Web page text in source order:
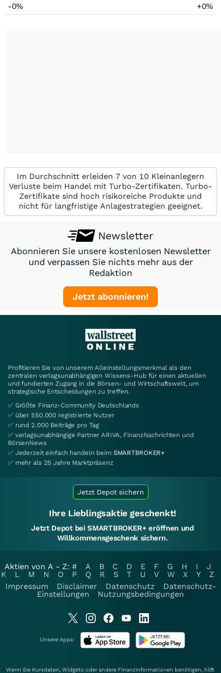
-0% +0%
Im Durchschnitt erleiden 7 von 10 Kleinanlegern
Verluste beim Handel mit Turbo-Zertifikaten. Turbo-
Zertifikate sind hoch risikoreiche Produkte und
nicht für langfristige Anlagestrategien geeignet.
Newsletter
Abonnieren Sie unsere kostenlosen Newsletter
und verpassen Sie nichts mehr aus der
Redaktion
Jetzt abonnieren!
Profitieren Sie von unserem Alleinstellungsmerkmal als den
zentralen verlagsunabhängigen Wissens-Hub für einen aktuellen
und fundierten Zugang in die Börsen- und Wirtschaftswelt, um
strategische Entscheidungen zu treffen.
✅ Größte Finanz-Community Deutschlands
✅ über 550.000 registrierte Nutzer
✅ rund 2.000 Beiträge pro Tag
✅ verlagsunabhängige Partner ARIVA, FinanzNachrichten und
BörsenNews
✅ Jederzeit einfach handeln beim SMARTBROKER+
✅ mehr als 25 Jahre Marktpräsenz
Jetzt Depot sichern
Ihre Lieblingsaktie geschenkt!
Jetzt Depot bei SMARTBROKER+ eröffnen und
Willkommensgeschenk sichern.
Aktien von A - Z: # A B C D E F G H I
J
K
L M N O P Q R S T U V W X Y
Z
Impressum
Disclaimer Datenschutz
Datenschutz-
Einstellungen
Nutzungsbedingungen
Unsere Apps:
Wenn Sie Kursdaten, Widgets oder andere Finanzinformationen benötigen, hilft